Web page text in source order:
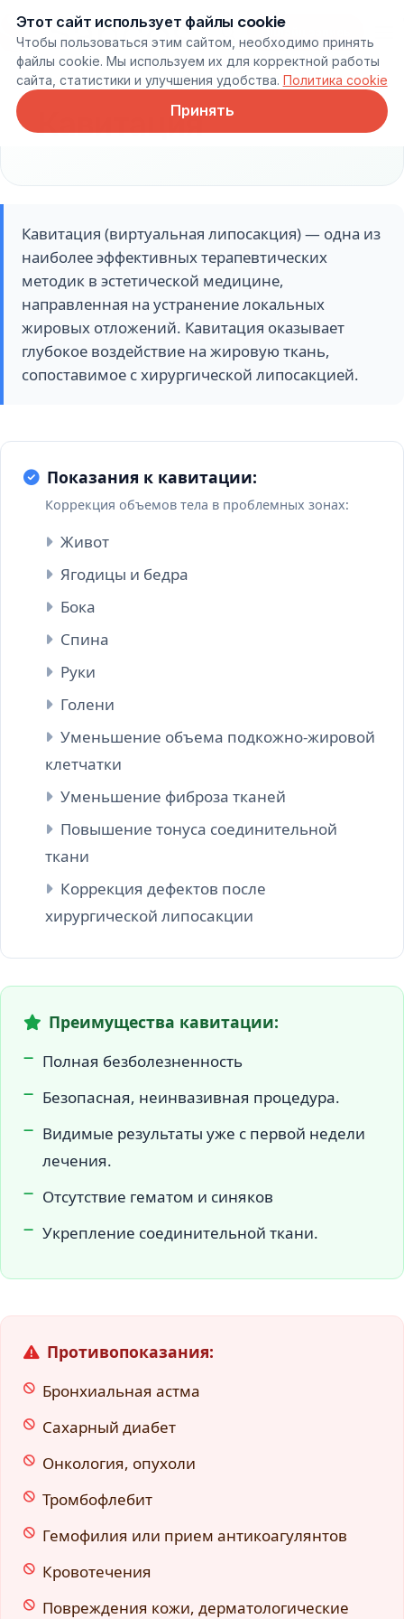
Онлайн запись
Кавитация
Кавитация (виртуальная липосакция) — одна из
наиболее эффективных терапевтических
методик в эстетической медицине,
направленная на устранение локальных
жировых отложений. Кавитация оказывает
глубокое воздействие на жировую ткань,
сопоставимое с хирургической липосакцией.
Показания к кавитации:
Коррекция объемов тела в проблемных зонах:
Живот
Ягодицы и бедра
Бока
Спина
Руки
Голени
Уменьшение объема подкожно-жировой
клетчатки
Уменьшение фиброза тканей
Повышение тонуса соединительной
ткани
Коррекция дефектов после
хирургической липосакции
Преимущества кавитации:
Полная безболезненность
Безопасная, неинвазивная процедура.
Видимые результаты уже с первой недели
лечения.
Отсутствие гематом и синяков
Укрепление соединительной ткани.
Противопоказания:
Бронхиальная астма
Сахарный диабет
Онкология, опухоли
Тромбофлебит
Гемофилия или прием антикоагулянтов
Кровотечения
Повреждения кожи, дерматологические
Этот сайт использует файлы cookie
Чтобы пользоваться этим сайтом, необходимо принять
файлы cookie. Мы используем их для корректной работы
сайта, статистики и улучшения удобства. Политика cookie
Принять